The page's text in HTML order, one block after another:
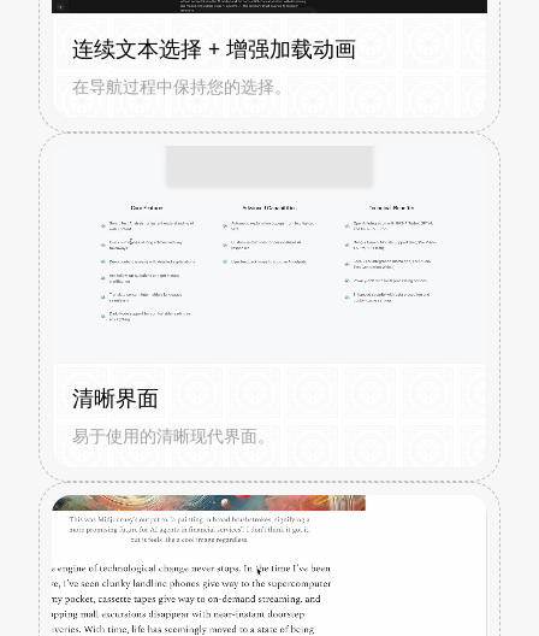
连续文本选择 + 增强加载动画
在导航过程中保持您的选择。
清晰界面
易于使用的清晰现代界面。